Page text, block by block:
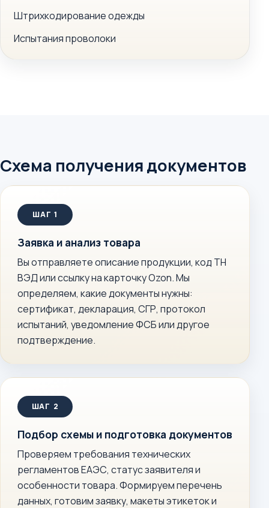
Штрихкодирование одежды
Испытания проволоки
Схема получения документов
Заявка и анализ товара
Вы отправляете описание продукции, код ТН
ВЭД или ссылку на карточку Ozon. Мы
определяем, какие документы нужны:
сертификат, декларация, СГР, протокол
испытаний, уведомление ФСБ или другое
подтверждение.
Подбор схемы и подготовка документов
Проверяем требования технических
регламентов ЕАЭС, статус заявителя и
особенности товара. Формируем перечень
данных, готовим заявку, макеты этикеток и